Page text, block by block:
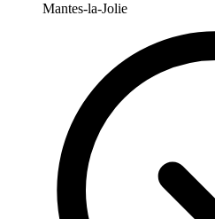
Mantes-la-Jolie